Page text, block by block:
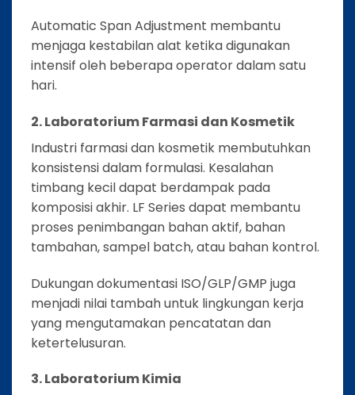
Automatic Span Adjustment membantu
menjaga kestabilan alat ketika digunakan
intensif oleh beberapa operator dalam satu
hari.
2. Laboratorium Farmasi dan Kosmetik
Industri farmasi dan kosmetik membutuhkan
konsistensi dalam formulasi. Kesalahan
timbang kecil dapat berdampak pada
komposisi akhir. LF Series dapat membantu
proses penimbangan bahan aktif, bahan
tambahan, sampel batch, atau bahan kontrol.
Dukungan dokumentasi ISO/GLP/GMP juga
menjadi nilai tambah untuk lingkungan kerja
yang mengutamakan pencatatan dan
ketertelusuran.
3. Laboratorium Kimia